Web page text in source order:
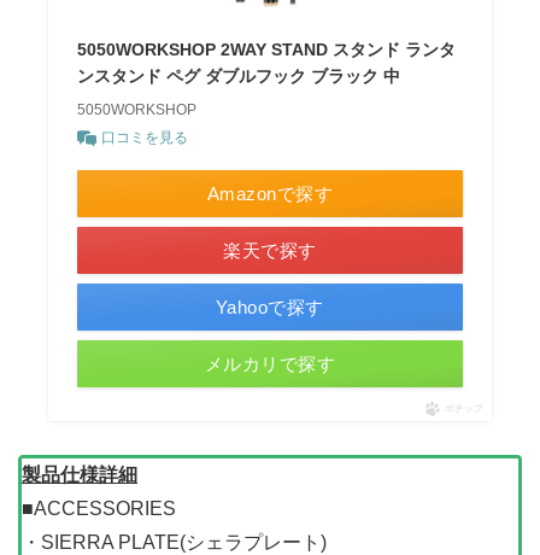
5050WORKSHOP 2WAY STAND スタンド ランタ
ンスタンド ペグ ダブルフック ブラック 中
5050WORKSHOP
口コミを見る
Amazonで探す
楽天で探す
Yahooで探す
メルカリで探す
ポチップ
製品仕様詳細
■ACCESSORIES
・SIERRA PLATE(シェラプレート)